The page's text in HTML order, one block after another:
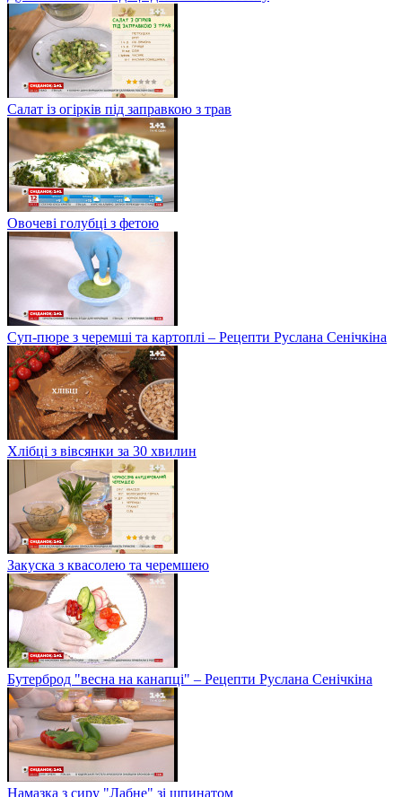
Салат із огірків під заправкою з трав
Овочеві голубці з фетою
Суп-пюре з черемші та картоплі – Рецепти Руслана Сенічкіна
Хлібці з вівсянки за 30 хвилин
Закуска з квасолею та черемшею
Бутерброд "весна на канапці" – Рецепти Руслана Сенічкіна
Намазка з сиру "Лабне" зі шпинатом